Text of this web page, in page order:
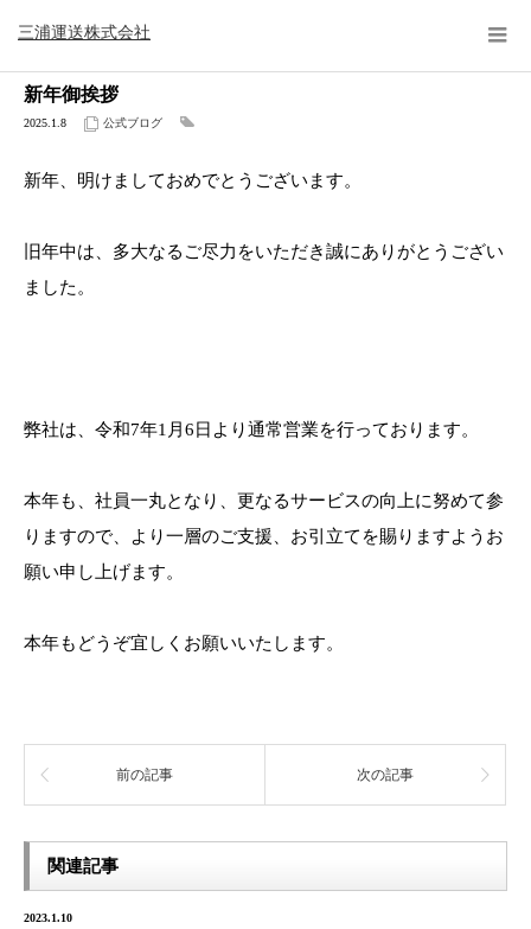
三浦運送株式会社
公式ブログ
新年御挨拶
2025.1.8 公式ブログ
新年、明けましておめでとうございます。
旧年中は、多大なるご尽力をいただき誠にありがとうござい
ました。
弊社は、令和7年1月6日より通常営業を行っております。
本年も、社員一丸となり、更なるサービスの向上に努めて参
りますので、より一層のご支援、お引立てを賜りますようお
願い申し上げます。
本年もどうぞ宜しくお願いいたします。
前の記事 次の記事
関連記事
2023.1.10